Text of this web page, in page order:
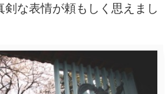
剣な表情が頼もしく思えまし